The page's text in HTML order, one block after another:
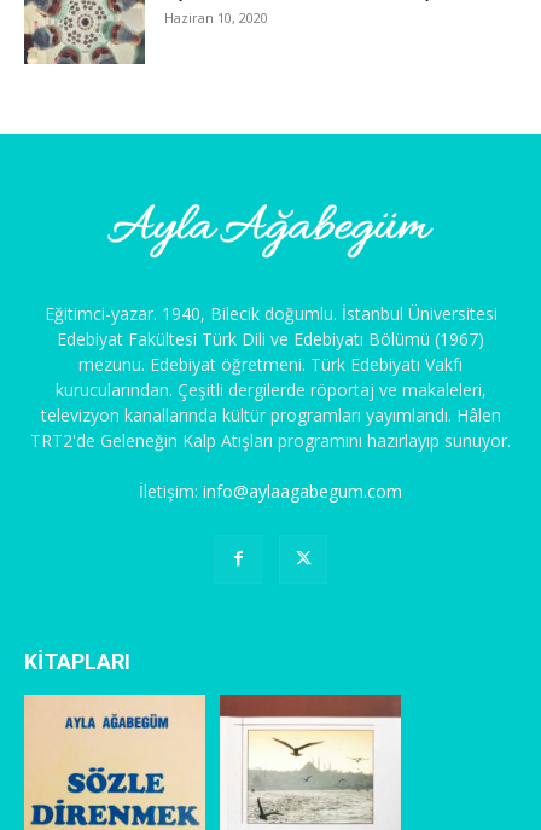
Haziran 10, 2020
Eğitimci-yazar. 1940, Bilecik doğumlu. İstanbul Üniversitesi
Edebiyat Fakültesi Türk Dili ve Edebiyatı Bölümü (1967)
mezunu. Edebiyat öğretmeni. Türk Edebiyatı Vakfı
kurucularından. Çeşitli dergilerde röportaj ve makaleleri,
televizyon kanallarında kültür programları yayımlandı. Hâlen
TRT2'de Geleneğin Kalp Atışları programını hazırlayıp sunuyor.
İletişim: info@aylaagabegum.com
KİTAPLARI